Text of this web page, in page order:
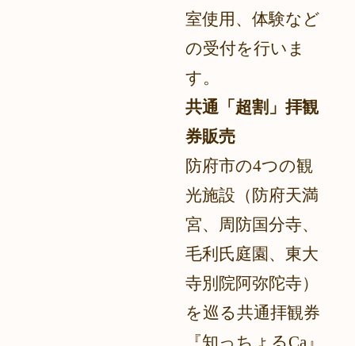
室使用、体験など
の受付を行いま
す。
共通「超割」拝観
券販売
防府市の4つの観
光施設 （防府天満
宮、周防国分寺、
毛利氏庭園、東大
寺別院阿弥陀寺）
を巡る共通拝観券
『知っちょるCa』